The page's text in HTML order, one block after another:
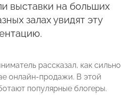
выставки на больших
залах увидят эту
рассказал, как сильно
онлайн-продажи. В этой
популярные блогеры.